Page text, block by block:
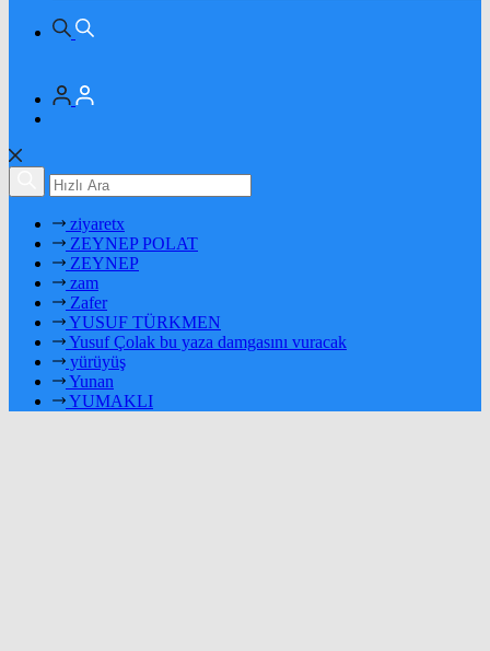
ziyaretx
ZEYNEP POLAT
ZEYNEP
zam
Zafer
YUSUF TÜRKMEN
Yusuf Çolak bu yaza damgasını vuracak
yürüyüş
Yunan
YUMAKLI